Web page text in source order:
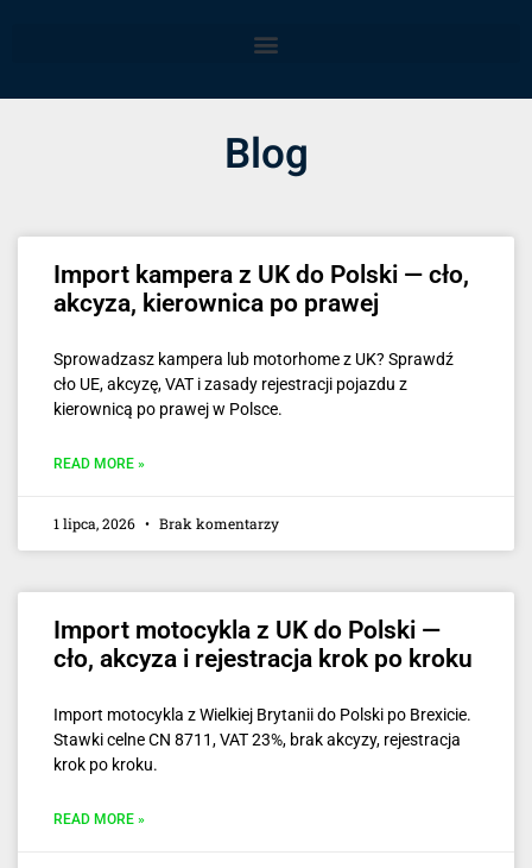
Blog
Import kampera z UK do Polski — cło,
akcyza, kierownica po prawej
Sprowadzasz kampera lub motorhome z UK? Sprawdź
cło UE, akcyzę, VAT i zasady rejestracji pojazdu z
kierownicą po prawej w Polsce.
READ MORE »
1 lipca, 2026 Brak komentarzy
Import motocykla z UK do Polski —
cło, akcyza i rejestracja krok po kroku
Import motocykla z Wielkiej Brytanii do Polski po Brexicie.
Stawki celne CN 8711, VAT 23%, brak akcyzy, rejestracja
krok po kroku.
READ MORE »